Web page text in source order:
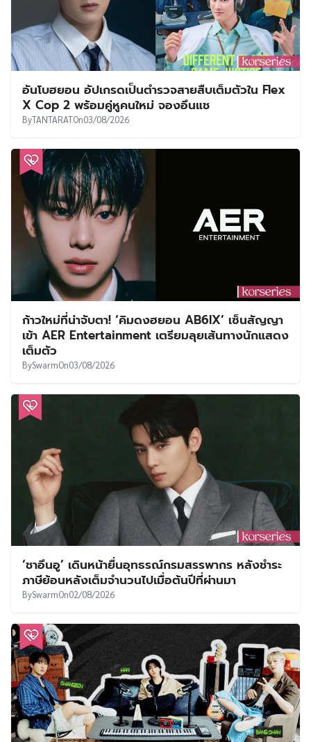
อันโบฮยอน อัปเกรดเป็นตำรวจสายสืบเต็มตัวใน Flex
X Cop 2 พร้อมคู่หูคนใหม่ จองอึนแช
ByTANTARATOn03/08/2026
ก้าวใหม่ที่น่าจับตา! ‘คิมดงฮยอน AB6IX’ เซ็นสัญญา
เข้า AER Entertainment เตรียมลุยเส้นทางนักแสดง
เต็มตัว
BySwarmOn03/08/2026
‘ชาอึนอู’ เดินหน้ายื่นอุทธรณ์กรมสรรพากร หลังชำระ
ภาษีย้อนหลังเต็มจำนวนไปเมื่อต้นปีที่ผ่านมา
BySwarmOn02/08/2026